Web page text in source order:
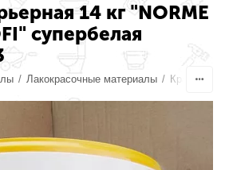
14 кг "NORME
супербелая
/ Лакокрасочные материалы / Краски